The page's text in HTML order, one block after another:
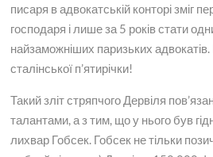
писаря в адвокатській конторі зміг
господаря і лише за 5 років стати
найзаможніших паризьких адвокатів.
сталінської п’ятирічки!
Такий зліт стряпчого Дервіля
талантами, а з тим, що у нього був
лихвар Гобсек. Гобсек не тільки